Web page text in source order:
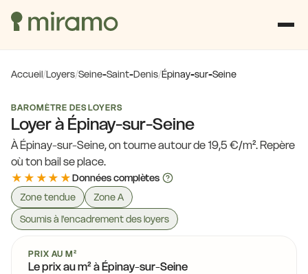
Accueil/Loyers/Seine-Saint-Denis/Épinay-sur-Seine
BAROMÈTRE DES LOYERS
Loyer à Épinay-sur-Seine
À Épinay-sur-Seine, on tourne autour de 19,5 €/m². Repère
où ton bail se place.
★★★★★Données complètes
Zone tendue
Zone A
Soumis à l'encadrement des loyers
PRIX AU M²
Le prix au m² à Épinay-sur-Seine